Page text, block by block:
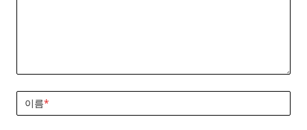
이름*